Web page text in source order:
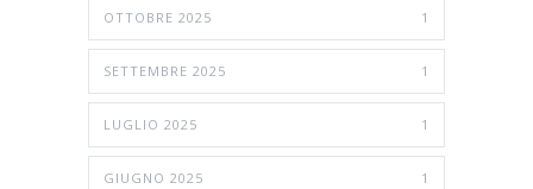
OTTOBRE 2025 1
SETTEMBRE 2025 1
LUGLIO 2025 1
GIUGNO 2025 1